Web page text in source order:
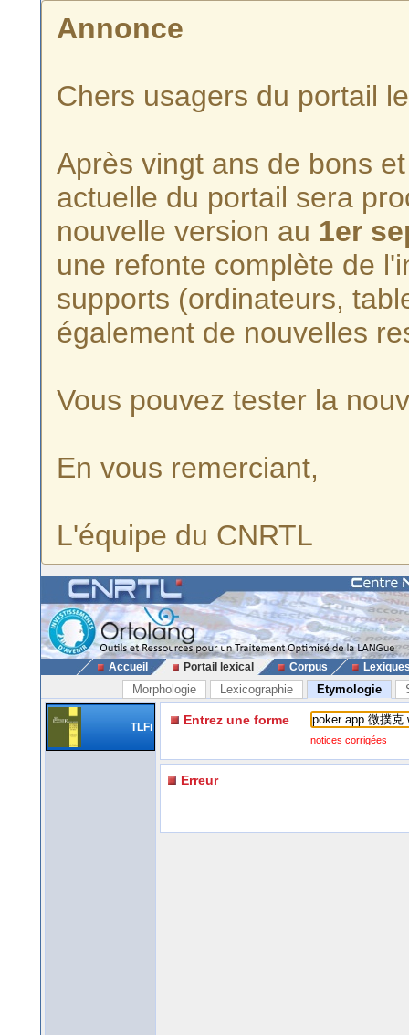
Annonce
Chers usagers du portail
Après vingt ans de bons
actuelle du portail sera
nouvelle version au 1er
une refonte complète de
supports (ordinateurs,
également de nouvelles
Vous pouvez tester la
En vous remerciant,
L'équipe du CNRTL
Accueil Portail lexical Corpus
Morphologie Lexicographie Etymologie
TLFi Entrez une forme
notices corrigées
Erreur